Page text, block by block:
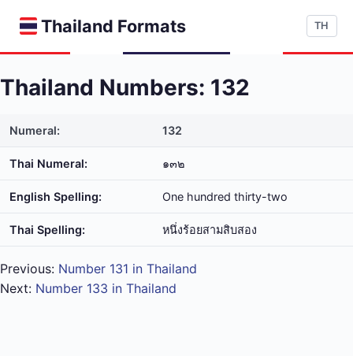
Thailand Formats TH
Thailand Numbers: 132
Numeral: 132
Thai Numeral: ๑๓๒
English Spelling: One hundred thirty-two
Thai Spelling: หนึ่ง​ร้อย​สาม​สิบ​สอง
Previous: Number 131 in Thailand
Next: Number 133 in Thailand